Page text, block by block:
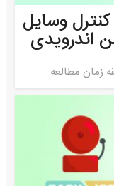
وسایل
اندرویدی